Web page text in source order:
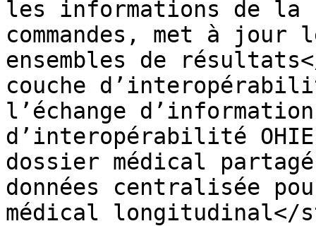
les informations de la
commandes, met à
ensembles de
couche
l’échange
d’interopérabilité
dossier médical
données centralisée
médical longitudinal</